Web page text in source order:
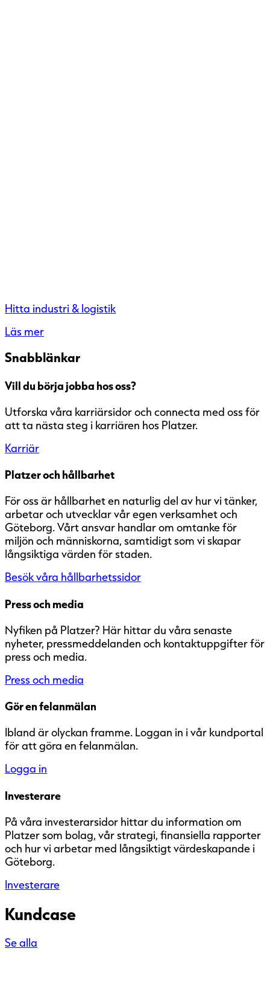
Hitta industri & logistik
Läs mer
Snabblänkar
Vill du börja jobba hos oss?
Utforska våra karriärsidor och connecta med oss för
att ta nästa steg i karriären hos Platzer.
Karriär
Platzer och hållbarhet
För oss är hållbarhet en naturlig del av hur vi tänker,
arbetar och utvecklar vår egen verksamhet och
Göteborg. Vårt ansvar handlar om omtanke för
miljön och människorna, samtidigt som vi skapar
långsiktiga värden för staden.
Besök våra hållbarhetssidor
Press och media
Nyfiken på Platzer? Här hittar du våra senaste
nyheter, pressmeddelanden och kontaktuppgifter för
press och media.
Press och media
Gör en felanmälan
Ibland är olyckan framme. Loggan in i vår kundportal
för att göra en felanmälan.
Logga in
Investerare
På våra investerarsidor hittar du information om
Platzer som bolag, vår strategi, finansiella rapporter
och hur vi arbetar med långsiktigt värdeskapande i
Göteborg.
Investerare
Kundcase
Se alla